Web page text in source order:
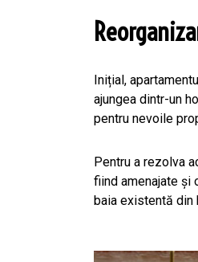
Inițial,
ajungea dintr-un
pentru nevoile
Pentru a rezolva
fiind amenajate și
baia existentă din